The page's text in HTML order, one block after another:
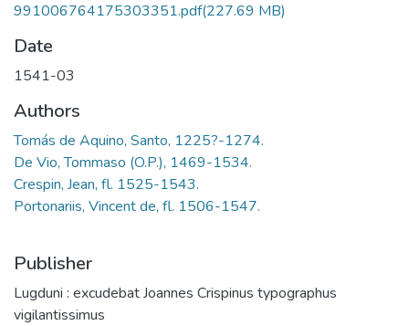
991006764175303351.pdf(227.69 MB)
Date
1541-03
Authors
Tomás de Aquino, Santo, 1225?-1274.
De Vio, Tommaso (O.P.), 1469-1534.
Crespin, Jean, fl. 1525-1543.
Portonariis, Vincent de, fl. 1506-1547.
Publisher
Lugduni : excudebat Joannes Crispinus typographus
vigilantissimus